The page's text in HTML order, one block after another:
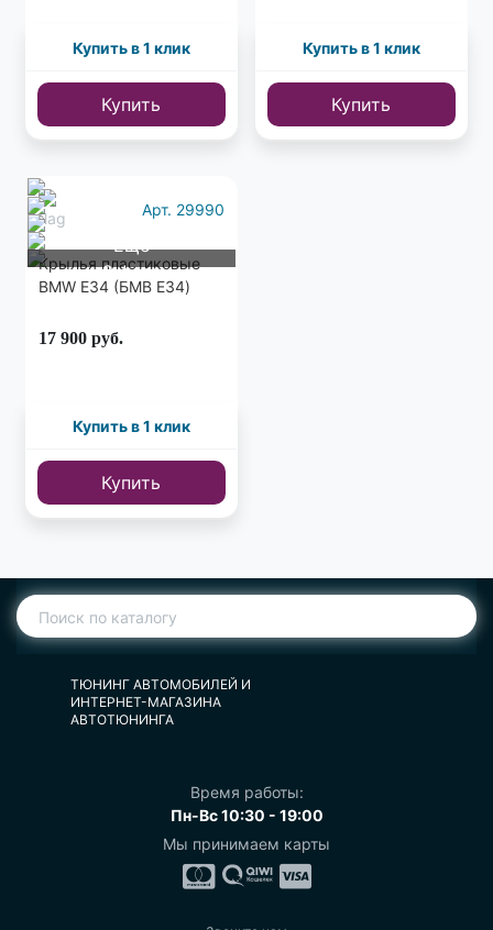
Купить в 1 клик
Купить
Купить в 1 клик
Купить
Еще
9 фото
Арт. 29990
Крылья пластиковые
BMW E34 (БМВ Е34)
17 900 руб.
Купить в 1 клик
Купить
ТЮНИНГ АВТОМОБИЛЕЙ И
ИНТЕРНЕТ-МАГАЗИНА
АВТОТЮНИНГА
Время работы:
Пн-Вс 10:30 - 19:00
Мы принимаем карты